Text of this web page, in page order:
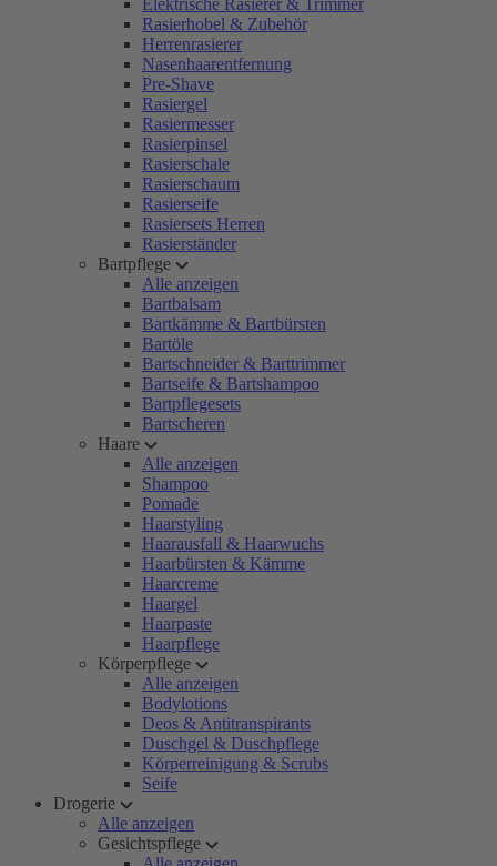
Elektrische Rasierer & Trimmer
Rasierhobel & Zubehör
Herrenrasierer
Nasenhaarentfernung
Pre-Shave
Rasiergel
Rasiermesser
Rasierpinsel
Rasierschale
Rasierschaum
Rasierseife
Rasiersets Herren
Rasierständer
Bartpflege
Alle anzeigen
Bartbalsam
Bartkämme & Bartbürsten
Bartöle
Bartschneider & Barttrimmer
Bartseife & Bartshampoo
Bartpflegesets
Bartscheren
Haare
Alle anzeigen
Shampoo
Pomade
Haarstyling
Haarausfall & Haarwuchs
Haarbürsten & Kämme
Haarcreme
Haargel
Haarpaste
Haarpflege
Körperpflege
Alle anzeigen
Bodylotions
Deos & Antitranspirants
Duschgel & Duschpflege
Körperreinigung & Scrubs
Seife
Drogerie
Alle anzeigen
Gesichtspflege